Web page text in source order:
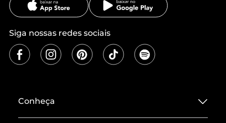
Siga nossas redes sociais
Conheça